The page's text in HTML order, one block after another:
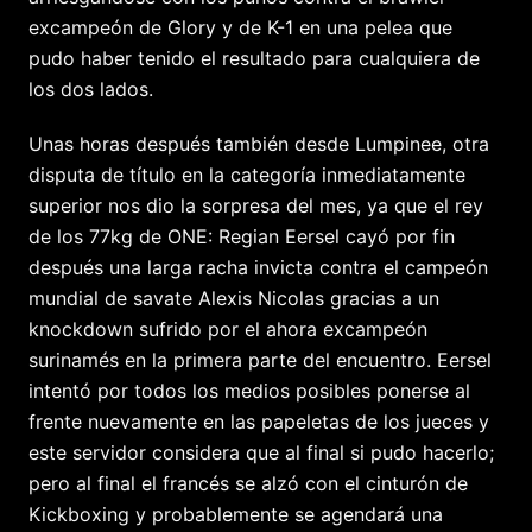
excampeón de Glory y de K-1 en una pelea que
pudo haber tenido el resultado para cualquiera de
los dos lados.
Unas horas después también desde Lumpinee, otra
disputa de título en la categoría inmediatamente
superior nos dio la sorpresa del mes, ya que el rey
de los 77kg de ONE: Regian Eersel cayó por fin
después una larga racha invicta contra el campeón
mundial de savate Alexis Nicolas gracias a un
knockdown sufrido por el ahora excampeón
surinamés en la primera parte del encuentro. Eersel
intentó por todos los medios posibles ponerse al
frente nuevamente en las papeletas de los jueces y
este servidor considera que al final si pudo hacerlo;
pero al final el francés se alzó con el cinturón de
Kickboxing y probablemente se agendará una